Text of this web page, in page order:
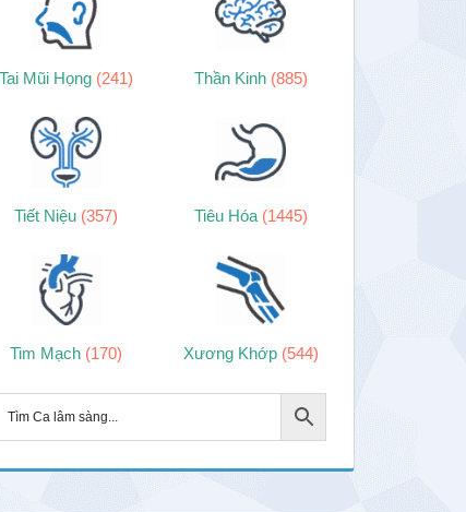
Tai Mũi Họng (241) Thần Kinh (885)
Tiết Niệu (357) Tiêu Hóa (1445)
Tim Mạch (170) Xương Khớp (544)